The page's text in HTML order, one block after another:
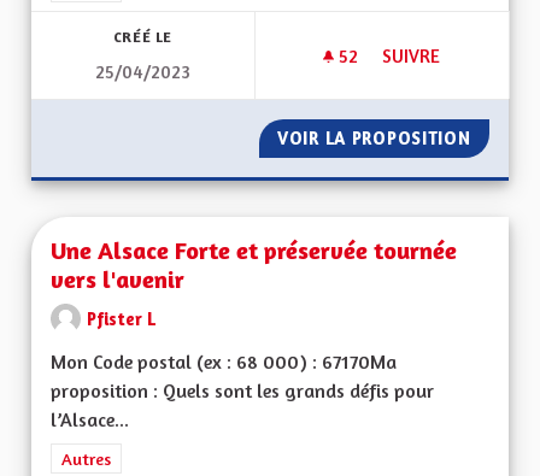
CRÉÉ LE
25/04/2023
52 52 ABONNÉS
SUIVRE
VOIR LA PROPOSITION
Une Alsace Forte et préservée tournée
vers l'avenir
Pfister L
Mon Code postal (ex : 68 000) : 67170Ma
proposition : Quels sont les grands défis pour
l’Alsace...
Filtrer les résultats de la catégorie : Autres
Autres